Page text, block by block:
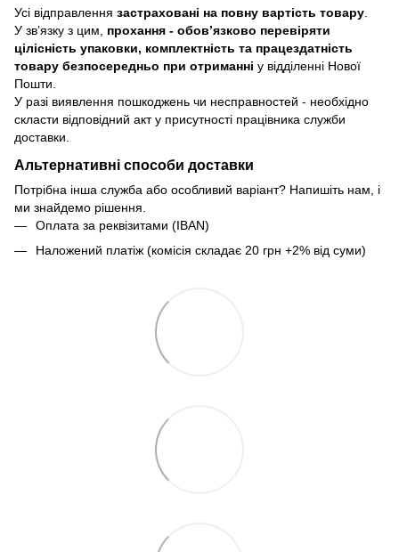
Усі відправлення застраховані на повну вартість товару
У зв’язку з цим, прохання - обовʼязково перевіряти
цілісність упаковки, комплектність та працездатність
товару безпосередньо при отриманні у відділенні Нової
Пошти.
У разі виявлення пошкоджень чи несправностей - необхідно
скласти відповідний акт у присутності працівника служби
доставки.
Альтернативні способи доставки
Потрібна інша служба або особливий варіант? Напишіть нам, і
ми знайдемо рішення.
Оплата за реквізитами (IBAN)
Наложений платіж (комісія складає 20 грн +2% від суми)